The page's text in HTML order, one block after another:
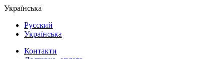
Українська
Русский
Українська
Контакти